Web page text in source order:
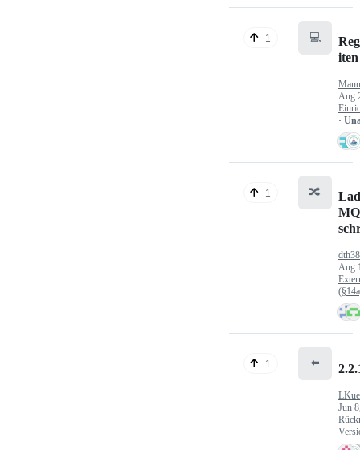
1 💻
iten
Aug
·
1 🔀
Aug
1 ⬅️
Jun